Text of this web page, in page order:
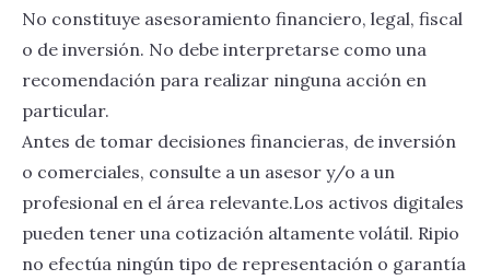
No constituye asesoramiento financiero, legal, fiscal
o de inversión. No debe interpretarse como una
recomendación para realizar ninguna acción en
particular.
Antes de tomar decisiones financieras, de inversión
o comerciales, consulte a un asesor y/o a un
profesional en el área relevante.Los activos digitales
pueden tener una cotización altamente volátil. Ripio
no efectúa ningún tipo de representación o garantía